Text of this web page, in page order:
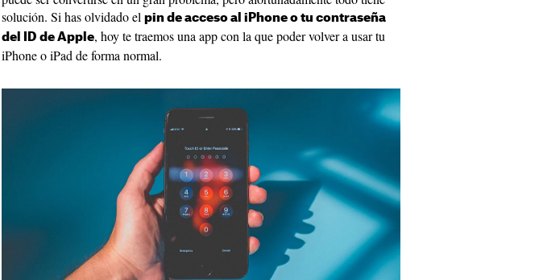
solución. Si has olvidado el pin de acceso al iPhone o tu contraseña
del ID de Apple, hoy te traemos una app con la que poder volver a usar tu
iPhone o iPad de forma normal.